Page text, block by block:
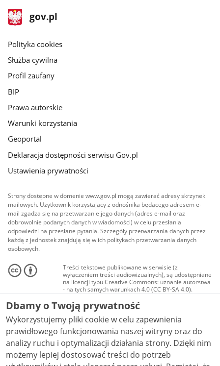
stopka
gov.pl
Strona
gov.pl
gov.pl
Polityka cookies
Służba cywilna
Profil zaufany
BIP
Prawa autorskie
Warunki korzystania
Geoportal
Deklaracja dostępności serwisu Gov.pl
Ustawienia prywatności
Strony dostępne w domenie www.gov.pl mogą zawierać adresy skrzynek
mailowych. Użytkownik korzystający z odnośnika będącego adresem e-
mail zgadza się na przetwarzanie jego danych (adres e-mail oraz
dobrowolnie podanych danych w wiadomości) w celu przesłania
odpowiedzi na przesłane pytania. Szczegóły przetwarzania danych przez
każdą z jednostek znajdują się w ich politykach przetwarzania danych
osobowych.
Treści tekstowe publikowane w serwisie (z
wyłączeniem treści audiowizualnych), są udostępniane
na licencji typu Creative Commons: uznanie autorstwa
- na tych samych warunkach 4.0 (CC BY-SA 4.0).
Materiały audiowizualne, w tym zdjęcia, materiały
audio i wideo, są udostępniane na licencji typu
Creative Commons: uznanie autorstwa użycie
niekomercyjne - bez utworów zależnych 4.0 (CC BY-
NC-ND 4.0), o ile nie jest to stwierdzone inaczej.
Dbamy o Twoją prywatność
Wykorzystujemy pliki cookie w celu zapewnienia
prawidłowego funkcjonowania naszej witryny oraz do
analizy ruchu i optymalizacji działania strony. Dzięki nim
możemy lepiej dostosować treści do potrzeb